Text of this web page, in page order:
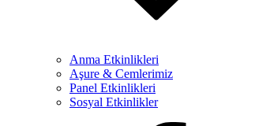
Anma Etkinlikleri
Aşure & Cemlerimiz
Panel Etkinlikleri
Sosyal Etkinlikler